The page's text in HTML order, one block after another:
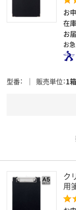
お
在庫
お
お急
型番 販売単位 1
ク
用